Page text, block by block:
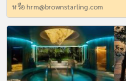
หรือhrm@brownstarling.com